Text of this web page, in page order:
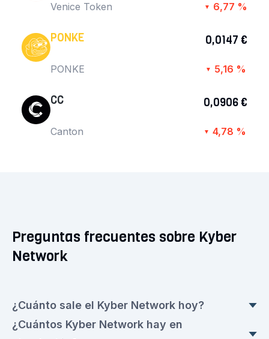
Venice Token ▼ 6,77 %
PONKE
PONKE
0,0147 €
▼ 5,16 %
CC
Canton
0,0906 €
▼ 4,78 %
Preguntas frecuentes sobre Kyber
Network
¿Cuánto sale el Kyber Network hoy?
El precio actual de Kyber Network es en este
¿Cuántos Kyber Network hay en